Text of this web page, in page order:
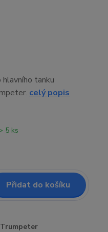
tanku
celý popis
5 ks
Přidat do košíku
Trumpeter